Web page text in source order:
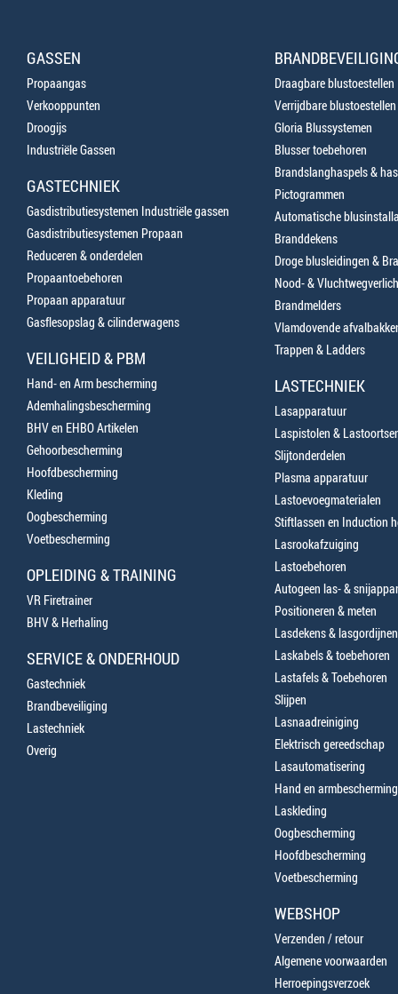
GASSEN
Propaangas
Verkooppunten
Droogijs
Industriële Gassen
GASTECHNIEK
Gasdistributiesystemen Industriële gassen
Gasdistributiesystemen Propaan
Reduceren & onderdelen
Propaantoebehoren
Propaan apparatuur
Gasflesopslag & cilinderwagens
VEILIGHEID & PBM
Hand- en Arm bescherming
Ademhalingsbescherming
BHV en EHBO Artikelen
Gehoorbescherming
Hoofdbescherming
Kleding
Oogbescherming
Voetbescherming
OPLEIDING & TRAINING
VR Firetrainer
BHV & Herhaling
SERVICE & ONDERHOUD
Gastechniek
Brandbeveiliging
Lastechniek
Overig
Draagbare blustoestellen
Verrijdbare blustoestellen
Gloria Blussystemen
Blusser toebehoren
Brandslanghaspels &
Pictogrammen
Automatische
Branddekens
Droge blusleidingen &
Nood- &
Brandmelders
Vlamdovende
Trappen & Ladders
LASTECHNIEK
Lasapparatuur
Laspistolen &
Slijtonderdelen
Plasma apparatuur
Lastoevoegmaterialen
Stiftlassen en Induction
Lasrookafzuiging
Lastoebehoren
Autogeen las- &
Positioneren & meten
Lasdekens & lasgordijnen
Laskabels & toebehoren
Lastafels & Toebehoren
Slijpen
Lasnaadreiniging
Elektrisch gereedschap
Lasautomatisering
Hand en armbescherming
Laskleding
Oogbescherming
Hoofdbescherming
Voetbescherming
WEBSHOP
Verzenden / retour
Algemene voorwaarden
Herroepingsverzoek